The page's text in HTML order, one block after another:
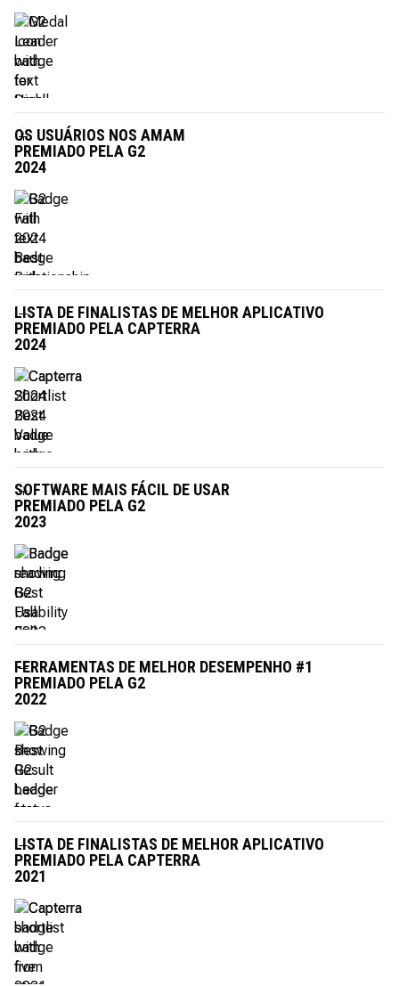
OS USUÁRIOS NOS AMAM
PREMIADO PELA G2
2024
LISTA DE FINALISTAS DE MELHOR APLICATIVO
PREMIADO PELA CAPTERRA
2024
SOFTWARE MAIS FÁCIL DE USAR
PREMIADO PELA G2
2023
FERRAMENTAS DE MELHOR DESEMPENHO #1
PREMIADO PELA G2
2022
LISTA DE FINALISTAS DE MELHOR APLICATIVO
PREMIADO PELA CAPTERRA
2021